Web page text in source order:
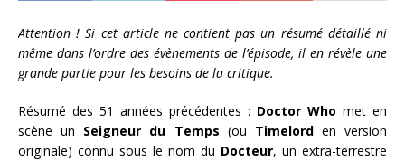
Attention ! Si cet article ne contient pas un résumé détaillé ni
même dans l’ordre des évènements de l’épisode, il en révèle une
grande partie pour les besoins de la critique.
Résumé des 51 années précédentes : Doctor Who met en
scène un Seigneur du Temps (ou Timelorden version
originale) connu sous le nom du Docteur, un extra-terrestre